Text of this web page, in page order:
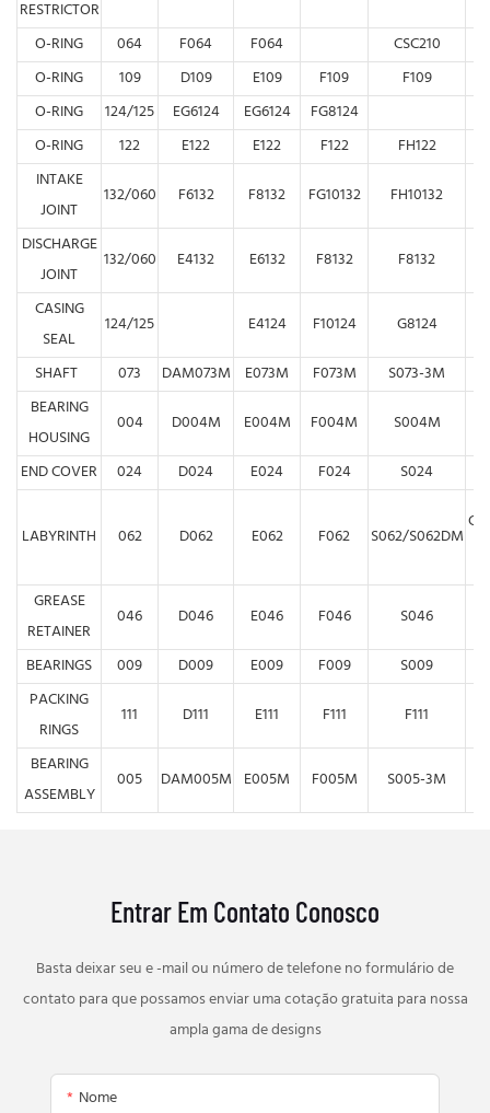
RESTRICTOR
O-RING
064 F064 F064
CSC210
O-RING
109 D109 E109 F109
F109
O-RING
124/125 EG6124 EG6124
FG8124
O-RING
122 E122 E122 F122
FH122
INTAKE
JOINT
132/060 F6132 F8132 FG10132 FH10132
DISCHARGE
JOINT
132/060 E4132 E6132 F8132 F8132
CASING
SEAL
124/125 E4124 F10124
G8124
SHAFT
073 DAM073M E073M F073M S073-3M
BEARING
HOUSING
004 D004M E004M F004M S004M
END COVER
024 D024 E024 F024 S024
LABYRINTH 062 D062 E062 F062 S062/S062DM
G/
GREASE
RETAINER
046 D046 E046 F046 S046
BEARINGS
009 D009 E009 F009 S009
PACKING
RINGS
111 D111 E111 F111
F111
BEARING
ASSEMBLY
005 DAM005M E005M F005M S005-3M
Entrar Em Contato Conosco
Basta deixar seu e -mail ou número de telefone no formulário de
contato para que possamos enviar uma cotação gratuita para nossa
ampla gama de designs
Nome